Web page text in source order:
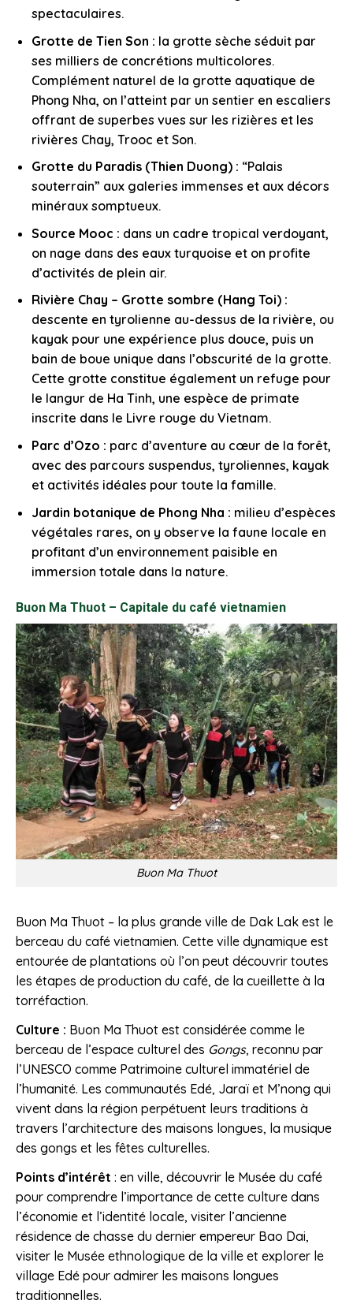
spectaculaires.
Grotte de Tien Son : la grotte sèche séduit par
ses milliers de concrétions multicolores.
Complément naturel de la grotte aquatique de
Phong Nha, on l’atteint par un sentier en escaliers
offrant de superbes vues sur les rizières et les
rivières Chay, Trooc et Son.
Grotte du Paradis (Thien Duong) : “Palais
souterrain” aux galeries immenses et aux décors
minéraux somptueux.
Source Mooc : dans un cadre tropical verdoyant,
on nage dans des eaux turquoise et on profite
d’activités de plein air.
Rivière Chay – Grotte sombre (Hang Toi) :
descente en tyrolienne au-dessus de la rivière, ou
kayak pour une expérience plus douce, puis un
bain de boue unique dans l’obscurité de la grotte.
Cette grotte constitue également un refuge pour
le langur de Ha Tinh, une espèce de primate
inscrite dans le Livre rouge du Vietnam.
Parc d’Ozo : parc d’aventure au cœur de la forêt,
avec des parcours suspendus, tyroliennes, kayak
et activités idéales pour toute la famille.
Jardin botanique de Phong Nha : milieu d’espèces
végétales rares, on y observe la faune locale en
profitant d’un environnement paisible en
immersion totale dans la nature.
Buon Ma Thuot – Capitale du café vietnamien
Buon Ma Thuot
Buon Ma Thuot – la plus grande ville de Dak Lak est le
berceau du café vietnamien. Cette ville dynamique est
entourée de plantations où l’on peut découvrir toutes
les étapes de production du café, de la cueillette à la
torréfaction.
Culture : Buon Ma Thuot est considérée comme le
berceau de l’espace culturel des Gongs, reconnu par
l’UNESCO comme Patrimoine culturel immatériel de
l’humanité. Les communautés Edé, Jaraï et M’nong qui
vivent dans la région perpétuent leurs traditions à
travers l’architecture des maisons longues, la musique
des gongs et les fêtes culturelles.
Points d’intérêt : en ville, découvrir le Musée du café
pour comprendre l’importance de cette culture dans
l’économie et l’identité locale, visiter l’ancienne
résidence de chasse du dernier empereur Bao Dai,
visiter le Musée ethnologique de la ville et explorer le
village Edé pour admirer les maisons longues
traditionnelles.